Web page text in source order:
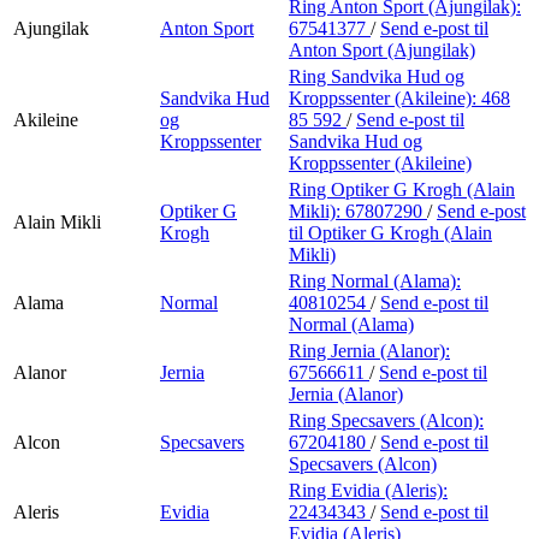
Ajungilak Anton Sport
Ring Anton Sport (Ajungilak):
67541377 / Send e-post til
Anton Sport (Ajungilak)
Akileine
Sandvika Hud
og
Kroppssenter
Ring Sandvika Hud og
Kroppssenter (Akileine): 468
85 592 / Send e-post til
Sandvika Hud og
Kroppssenter (Akileine)
Alain Mikli
Optiker G
Krogh
Ring Optiker G Krogh (Alain
Mikli): 67807290 / Send e-post
til Optiker G Krogh (Alain
Mikli)
Alama Normal
Ring Normal (Alama):
40810254 / Send e-post til
Normal (Alama)
Alanor Jernia
Ring Jernia (Alanor):
67566611 / Send e-post til
Jernia (Alanor)
Alcon Specsavers
Ring Specsavers (Alcon):
67204180 / Send e-post til
Specsavers (Alcon)
Aleris Evidia
Ring Evidia (Aleris):
22434343 / Send e-post til
Evidia (Aleris)